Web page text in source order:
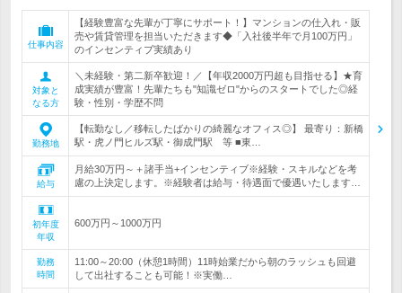
仕事内容
【経験豊富な先輩が丁寧にサポート！】マンションの仕入れ・販
売や賃貸管理を担当いただきます◆「入社後半年で月100万円」
のインセンティブ実績あり
対象と
なる方
＼未経験・第二新卒歓迎！／【年収2000万円超も目指せる】★育
成実績が豊富！先輩たちも"知識ゼロ"からのスタートでした◎経
験・性別・学歴不問
勤務地
【転勤なし／移転したばかりの綺麗なオフィス◎】 最寄り：新橋
駅・虎ノ門ヒルズ駅・御成門駅 等 ■東…
給与
月給30万円～＋諸手当+インセンティブ※経験・スキルなどを考
慮の上決定します。※経験者は給与・待遇面で優遇いたします…
初年度
年収
600万円～1000万円
勤務
時間
11:00～20:00（休憩1時間）11時始業だから朝のラッシュも回避
して出社することも可能！※実働…